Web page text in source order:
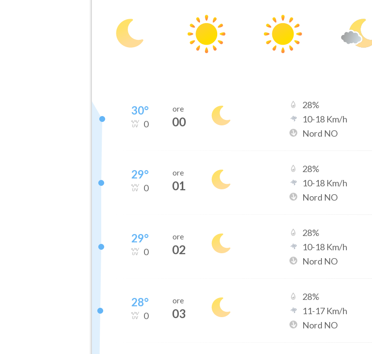
30°
0
ore
00
28%
10-18 Km/h
Nord NO
29°
0
ore
01
28%
10-18 Km/h
Nord NO
29°
0
ore
02
28%
10-18 Km/h
Nord NO
28°
0
ore
03
28%
11-17 Km/h
Nord NO